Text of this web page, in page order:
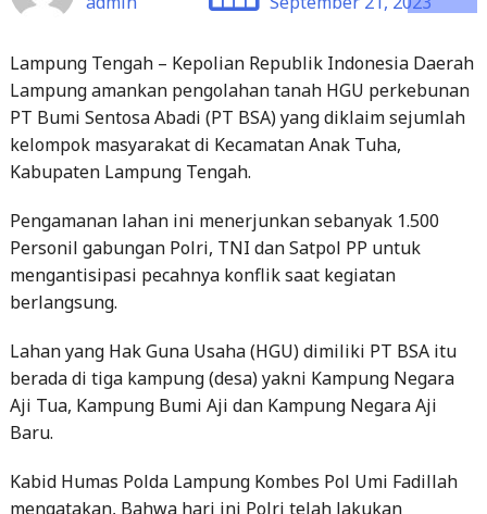
Lampung Tengah – Kepolian Republik Indonesia Daerah
Lampung amankan pengolahan tanah HGU perkebunan
PT Bumi Sentosa Abadi (PT BSA) yang diklaim sejumlah
kelompok masyarakat di Kecamatan Anak Tuha,
Kabupaten Lampung Tengah.
Pengamanan lahan ini menerjunkan sebanyak 1.500
Personil gabungan Polri, TNI dan Satpol PP untuk
mengantisipasi pecahnya konflik saat kegiatan
berlangsung.
Lahan yang Hak Guna Usaha (HGU) dimiliki PT BSA itu
berada di tiga kampung (desa) yakni Kampung Negara
Aji Tua, Kampung Bumi Aji dan Kampung Negara Aji
Baru.
Kabid Humas Polda Lampung Kombes Pol Umi Fadillah
mengatakan, Bahwa hari ini Polri telah lakukan